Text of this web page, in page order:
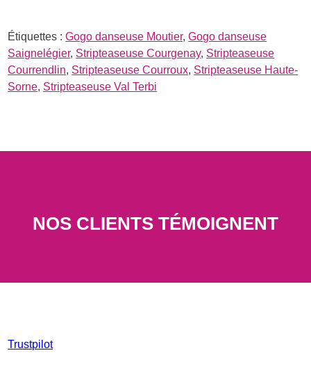
Étiquettes :Gogo danseuse Moutier,Gogo danseuse
Saignelégier, Stripteaseuse Courgenay, Stripteaseuse
Courrendlin, Stripteaseuse Courroux, Stripteaseuse Haute-
Sorne, Stripteaseuse Val Terbi
NOS CLIENTS TÉMOIGNENT
Trustpilot